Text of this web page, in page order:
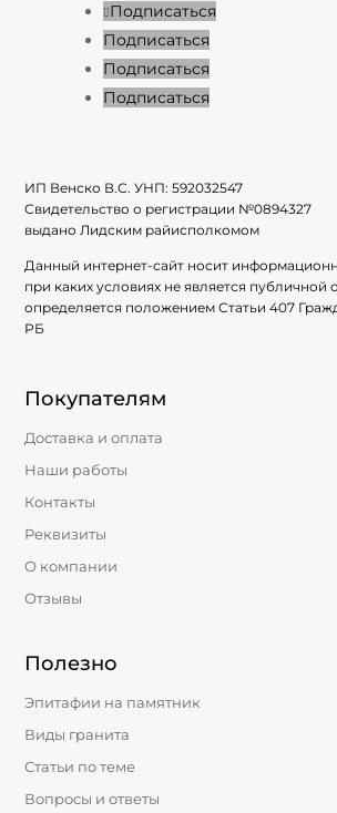
Подписаться
Подписаться
Подписаться
Подписаться
ИП Венско В.С. УНП:592032547
Свидетельство о регистрации №0894327
выдано Лидским райисполкомом
Данный интернет-сайт носит
при каких условиях не является публичной
определяется положением Статьи 407
РБ
Покупателям
Доставка и оплата
Наши работы
Контакты
Реквизиты
О компании
Отзывы
Полезно
Эпитафии на памятник
Виды гранита
Статьи по теме
Вопросы и ответы